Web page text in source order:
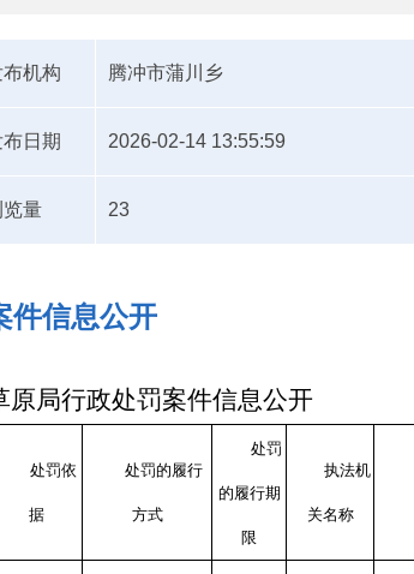
布机构 腾冲市蒲川乡
布日期 2026-02-14 13:55:59
览量 23
件信息公开
原局行政处罚案件信息公开
处罚依
据
处罚的履行
方式
处罚
的履行期
限
执法机
关名称